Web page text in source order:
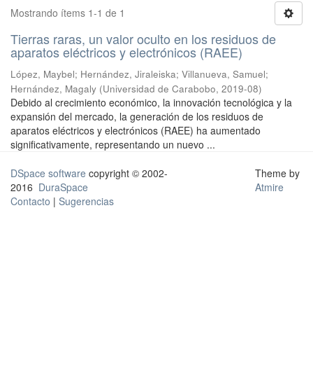
Mostrando ítems 1-1 de 1
Tierras raras, un valor oculto en los residuos de
aparatos eléctricos y electrónicos (RAEE)
López, Maybel; Hernández, Jiraleiska; Villanueva, Samuel;
Hernández, Magaly (Universidad de Carabobo, 2019-08)
Debido al crecimiento económico, la innovación tecnológica y la
expansión del mercado, la generación de los residuos de
aparatos eléctricos y electrónicos (RAEE) ha aumentado
significativamente, representando un nuevo ...
DSpace software copyright © 2002-
2016 DuraSpace
Contacto | Sugerencias
Theme by
Atmire